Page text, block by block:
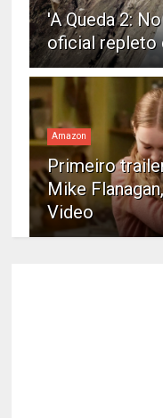
'A Queda 2:
oficial repleto
Amazon
Primeiro
Mike
Video